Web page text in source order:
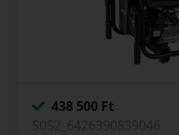
438 500 Ft